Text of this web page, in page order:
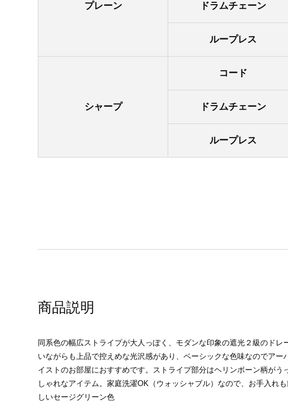
プレーン ドラムチェーン
ループレス
シャープ
コード
ドラムチェーン
ループレス
商品説明
同系色の幅広ストライプが大人っぽく、モダンな印象の遮光２級のドレ
いながらも上品で控えめな光沢感があり、ベーシックな色味なのでアー
イストのお部屋におすすめです。ストライプ部分はヘリンボーン柄がう
しゃれなアイテム。家庭洗濯OK（ウォッシャブル）なので、お手入れ
しいセージグリーン色